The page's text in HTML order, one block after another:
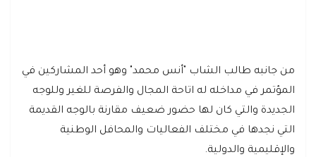
من جانبه طالب الشاب "أنس محمد" وهو أحد المشاركين في
المؤتمر في مداخله له اتاحة المجال والفرصة للغير وللوجه
الجديدة والتي كان لها حضور ضعيف مقارنة بالوجه القديمة
التي نجدها في مختلف الفعاليات والمحافل الوطنية
والإقليمية والدولية.